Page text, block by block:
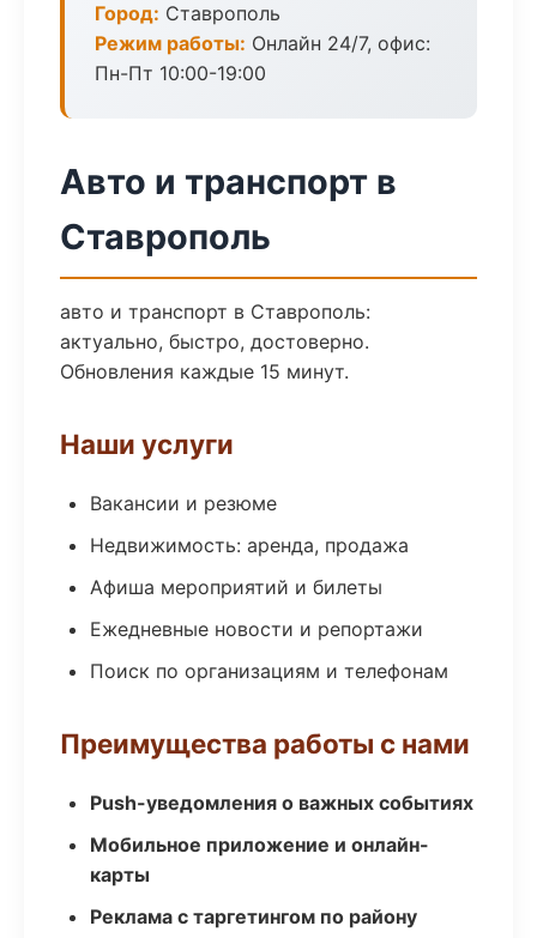
Город: Ставрополь
Режим работы: Онлайн 24/7, офис:
Пн-Пт 10:00-19:00
Авто и транспорт в
Ставрополь
авто и транспорт в Ставрополь:
актуально, быстро, достоверно.
Обновления каждые 15 минут.
Наши услуги
Вакансии и резюме
Недвижимость: аренда, продажа
Афиша мероприятий и билеты
Ежедневные новости и репортажи
Поиск по организациям и телефонам
Преимущества работы с нами
Push-уведомления о важных событиях
Мобильное приложение и онлайн-
карты
Реклама с таргетингом по району